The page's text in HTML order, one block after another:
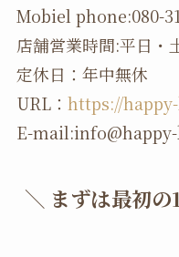
Mobiel phone:080-
店舗営業時間:平日・
定休日：年中無休
URL： https://
E-
＼ まずは最初の